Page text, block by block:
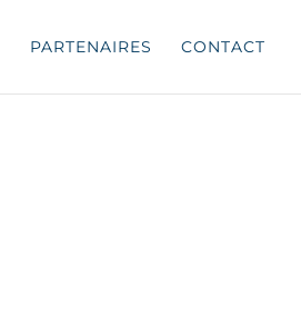
PARTENAIRES CONTACT